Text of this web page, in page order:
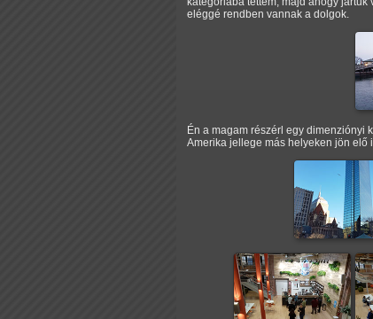
eléggé rendben vannak a dolgok.
Én a magam részérl egy dimenziónyi
Amerika jellege más helyeken jön elő